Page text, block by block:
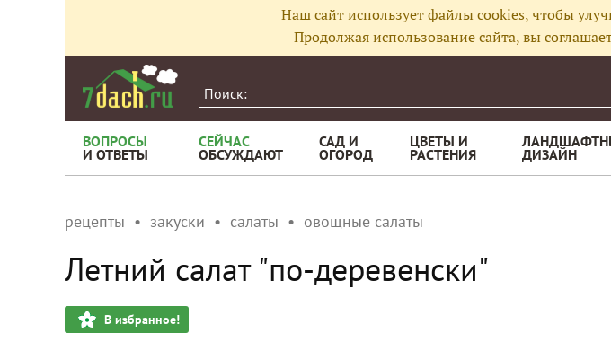
Наш сайт использует файлы cookies, чтобы
Продолжая использование сайта, вы
ВОПРОСЫ
И ОТВЕТЫ
СЕЙЧАС
ОБСУЖДАЮТ
САД И
ОГОРОД
ЦВЕТЫ И
РАСТЕНИЯ ДИЗАЙН
рецепты закуски салаты овощные салаты
Летний салат "по-деревенски"
В избранное!